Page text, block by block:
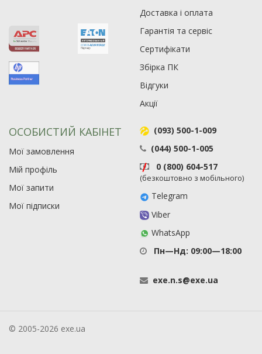
Доставка і оплата
Гарантія та сервіс
Сертифікати
Збірка ПК
Відгуки
Акції
ОСОБИСТИЙ КАБІНЕТ
Мої замовлення
Мій профіль
Мої запити
Мої підписки
(093) 500-1-009
(044) 500-1-005
0 (800) 604-517
(безкоштовно з мобільного)
Telegram
Viber
WhatsApp
Пн—Нд: 09:00—18:00
exe.n.s@exe.ua
© 2005-2026 exe.ua